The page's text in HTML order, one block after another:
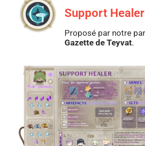
Support Healer
Proposé par notre
Gazette de Teyvat.